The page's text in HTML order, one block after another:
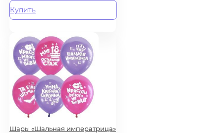
Купить
Шары «Шальная императрица»